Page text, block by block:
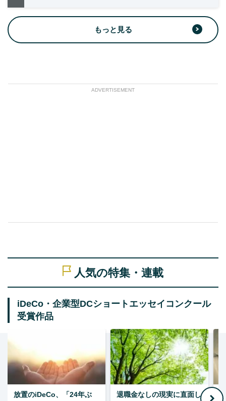
もっと見る
ADVERTISEMENT
人気の特集・連載
iDeCo・企業型DCショートエッセイコンクール
受賞作品
放置のiDeCo、「24年ぶ
退職金なしの現実に直面し